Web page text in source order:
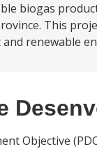
biogas
This
renewable
Objective